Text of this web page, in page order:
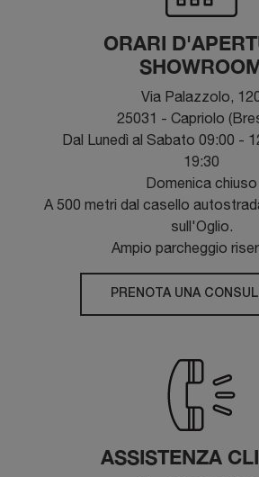
ORARI
Via Palazzolo,
25031 - Capriolo
Dal Lunedì al Sabato 09:00 -
19:30
Domenica chiuso
A 500 metri dal casello
sull'Oglio.
Ampio parcheggio
PRENOTA UNA
ASSISTENZA